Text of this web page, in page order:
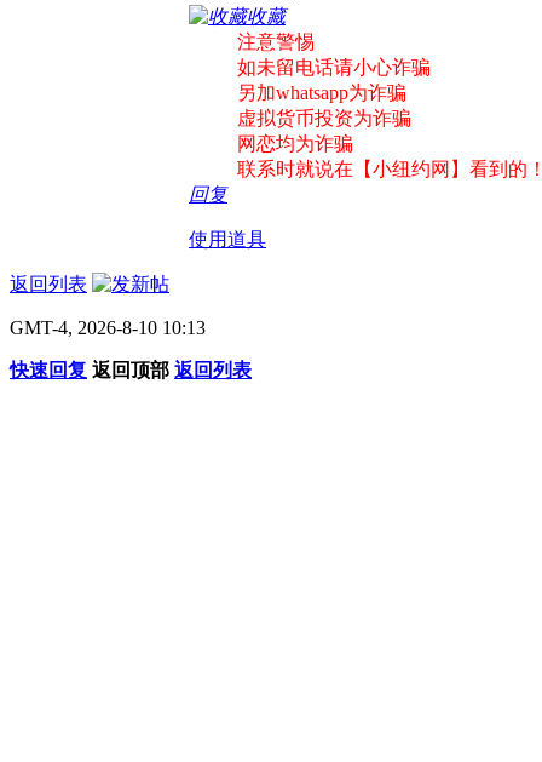
收藏
注意警惕
如未留电话请小心诈骗
另加whatsapp为诈骗
虚拟货币投资为诈骗
网恋均为诈骗
联系时就说在【小纽约网】看到的
回复
使用道具
返回列表
GMT-4, 2026-8-10 10:13
快速回复 返回顶部 返回列表